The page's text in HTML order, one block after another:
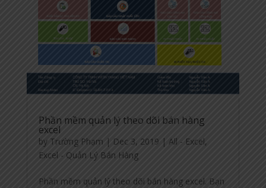
Phần mềm quản lý theo dõi bán hàng
excel
by Trường Phạm | Dec 3, 2019 | All - Excel,
Excel - Quản Lý Bán Hàng
Phần mềm quản lý theo dõi bán hàng excel. Bạn